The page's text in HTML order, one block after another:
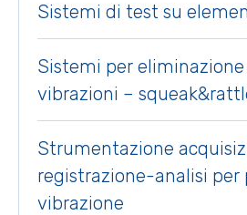
Sistemi di test su
Sistemi per
vibrazioni –
Strumentazione
registrazione-analisi per
vibrazione